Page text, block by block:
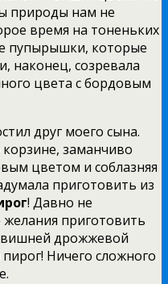
природы нам не
время на тоненьких
пупырышки, которые
наконец, созревала
цвета с бордовым
друг моего сына.
корзине, заманчиво
цветом и соблазняя
приготовить из
! Давно не
приготовить
вишней дрожжевой
Ничего сложного